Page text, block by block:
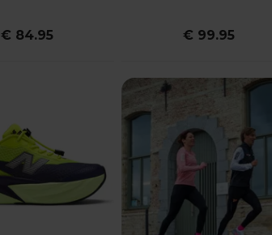
€ 84.95 € 99.95